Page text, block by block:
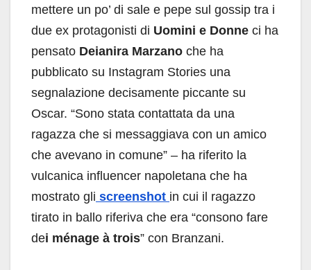
mettere un po’ di sale e pepe sul gossip tra i
due ex protagonisti di Uomini e Donne ci ha
pensato Deianira Marzano che ha
pubblicato su Instagram Stories una
segnalazione decisamente piccante su
Oscar. “Sono stata contattata da una
ragazza che si messaggiava con un amico
che avevano in comune” – ha riferito la
vulcanica influencer napoletana che ha
mostrato gli screenshot in cui il ragazzo
tirato in ballo riferiva che era “consono fare
dei ménage à trois” con Branzani.